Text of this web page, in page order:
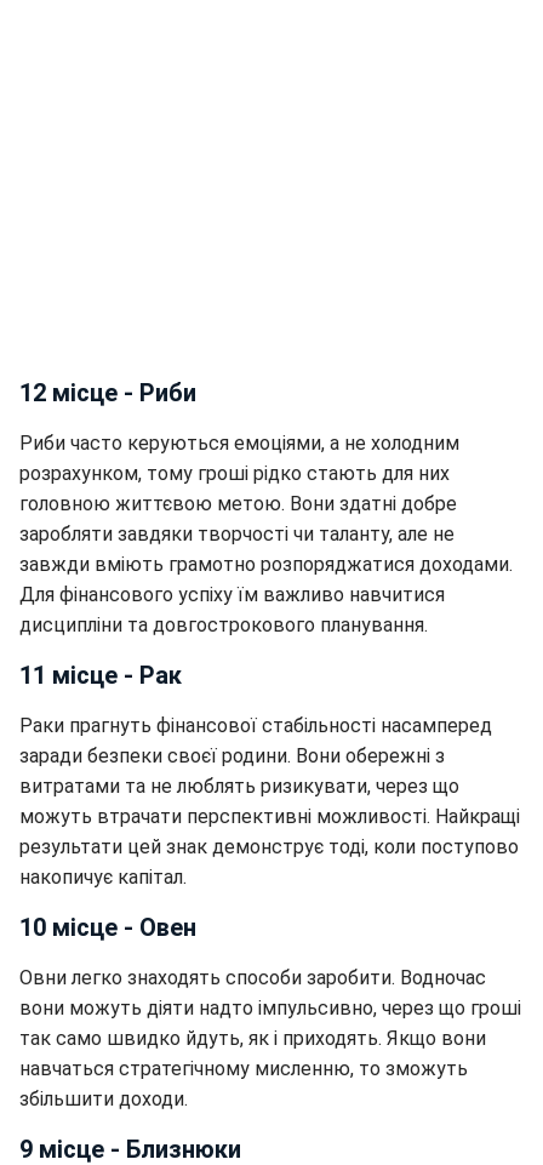
12 місце - Риби
Риби часто керуються емоціями, а не холодним
розрахунком, тому гроші рідко стають для них
головною життєвою метою. Вони здатні добре
заробляти завдяки творчості чи таланту, але не
завжди вміють грамотно розпоряджатися доходами.
Для фінансового успіху їм важливо навчитися
дисципліни та довгострокового планування.
11 місце - Рак
Раки прагнуть фінансової стабільності насамперед
заради безпеки своєї родини. Вони обережні з
витратами та не люблять ризикувати, через що
можуть втрачати перспективні можливості. Найкращі
результати цей знак демонструє тоді, коли поступово
накопичує капітал.
10 місце - Овен
Овни легко знаходять способи заробити. Водночас
вони можуть діяти надто імпульсивно, через що гроші
так само швидко йдуть, як і приходять. Якщо вони
навчаться стратегічному мисленню, то зможуть
збільшити доходи.
9 місце - Близнюки